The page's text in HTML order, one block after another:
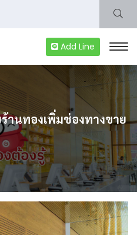
Add Line
านทองเพิ่มช่องทางขาย